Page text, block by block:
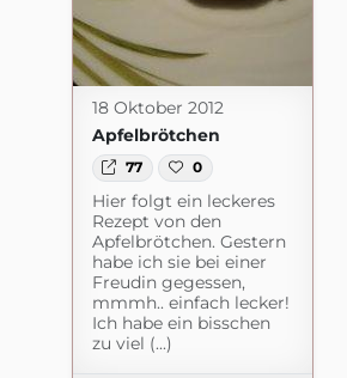
18 Oktober 2012
Apfelbrötchen
77 0
Hier folgt ein leckeres
Rezept von den
Apfelbrötchen. Gestern
habe ich sie bei einer
Freudin gegessen,
mmmh.. einfach lecker!
Ich habe ein bisschen
zu viel (...)